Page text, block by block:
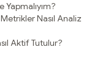
Nasıl Analiz
Aktif Tutulur?